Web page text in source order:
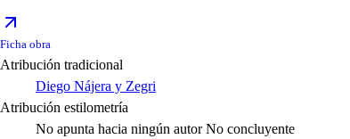
Ficha obra
Atribución tradicional
Diego Nájera y Zegri
Atribución estilometría
No apunta hacia ningún autor No concluyente